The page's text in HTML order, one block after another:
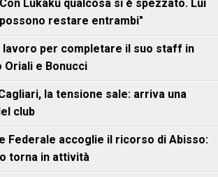
Lukaku qualcosa si è spezzato. Lui
restare entrambi"
lavoro per completare il suo staff in
Oriali e Bonucci
la tensione sale: arriva una
club
Federale accoglie il ricorso di Abisso:
torna in attività